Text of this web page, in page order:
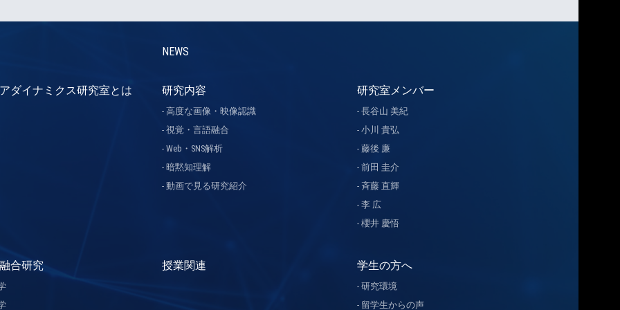
NEWS
ダイナミクス研究室とは 研究内容
高度な画像・映像認識
視覚・言語融合
Web・SNS解析
暗黙知理解
動画で見る研究紹介
研究室メンバー
長谷山 美紀
小川 貴弘
藤後 廉
前田 圭介
斉藤 直輝
李 広
櫻井 慶悟
合研究 授業関連 学生の方へ
研究環境
留学生からの声